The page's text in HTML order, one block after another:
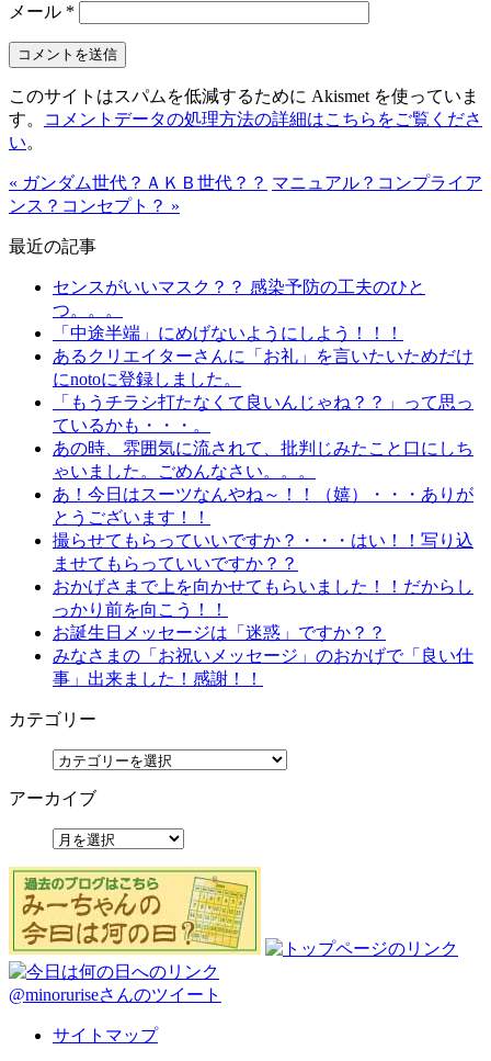
メール *
このサイトはスパムを低減するために Akismet を使っていま
す。
コメントデータの処理方法の詳細はこちらをご覧くださ
い。
« ガンダム世代？ＡＫＢ世代？？ マニュアル？コンプライア
ンス？コンセプト？ »
最近の記事
センスがいいマスク？？ 感染予防の工夫のひと
つ。。。
「中途半端」にめげないようにしよう！！！
あるクリエイターさんに「お礼」を言いたいためだけ
にnotoに登録しました。
「もうチラシ打たなくて良いんじゃね？？」って思っ
ているかも・・・。
あの時、雰囲気に流されて、批判じみたこと口にしち
ゃいました。ごめんなさい。。。
あ！今日はスーツなんやね～！！（嬉）・・・ありが
とうございます！！
撮らせてもらっていいですか？・・・はい！！写り込
ませてもらっていいですか？？
おかげさまで上を向かせてもらいました！！だからし
っかり前を向こう！！
お誕生日メッセージは「迷惑」ですか？？
みなさまの「お祝いメッセージ」のおかげで「良い仕
事」出来ました！感謝！！
カテゴリー
アーカイブ
@minoruriseさんのツイート
サイトマップ